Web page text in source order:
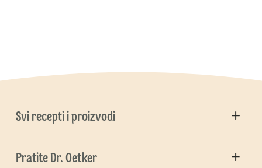
Svi recepti i proizvodi
Pratite Dr. Oetker